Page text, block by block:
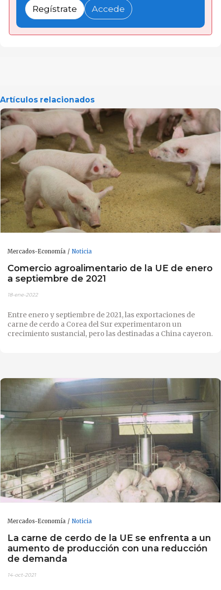
Regístrate Accede
Artículos relacionados
Mercados-Economía Noticia
Comercio agroalimentario de la UE de enero
a septiembre de 2021
18-ene-2022
Entre enero y septiembre de 2021, las exportaciones de
carne de cerdo a Corea del Sur experimentaron un
crecimiento sustancial, pero las destinadas a China cayeron.
Mercados-Economía Noticia
La carne de cerdo de la UE se enfrenta a un
aumento de producción con una reducción
de demanda
14-oct-2021